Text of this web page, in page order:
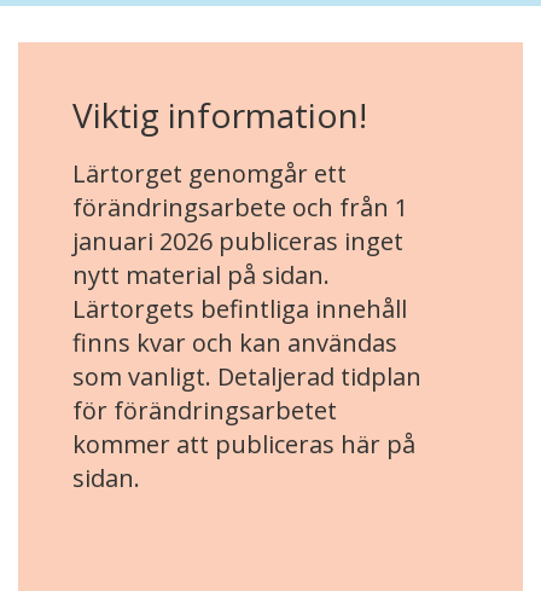
Viktig information!
Lärtorget genomgår ett
förändringsarbete och från 1
januari 2026 publiceras inget
nytt material på sidan.
Lärtorgets befintliga innehåll
finns kvar och kan användas
som vanligt. Detaljerad tidplan
för förändringsarbetet
kommer att publiceras här på
sidan.